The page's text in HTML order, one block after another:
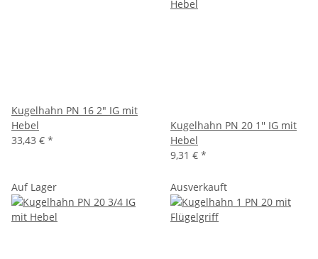
Kugelhahn PN 16 2" IG mit
Hebel
33,43 € *
Kugelhahn PN 20 1'' IG mit
Hebel
9,31 € *
Auf Lager Ausverkauft